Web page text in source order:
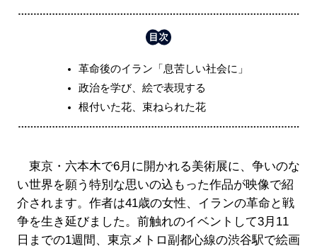
革命後のイラン「息苦しい社会に」
政治を学び、絵で表現する
根付いた花、束ねられた花
東京・六本木で6月に開かれる美術展に、争いのな
い世界を願う特別な思いの込もった作品が映像で紹
介されます。作者は41歳の女性、イランの革命と戦
争を生き延びました。前触れのイベントして3月11
日までの1週間、東京メトロ副都心線の渋谷駅で絵画